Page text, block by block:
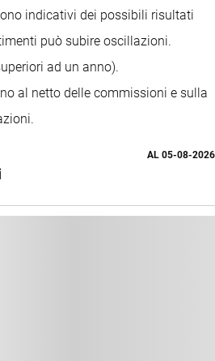
indicativi dei possibili risultati
può subire oscillazioni.
ad un anno).
al netto delle commissioni e sulla
AL 05-08-2026